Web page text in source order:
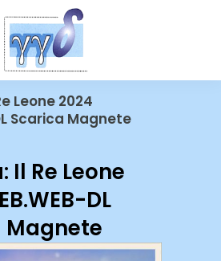
Leone 2024
Scarica Magnete
Il Re Leone
DL
Magnete